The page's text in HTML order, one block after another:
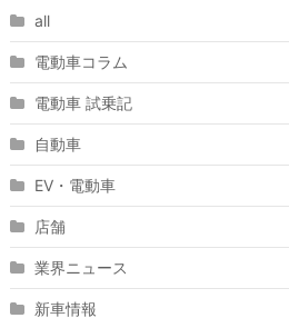
all
電動車コラム
電動車 試乗記
自動車
EV・電動車
店舗
業界ニュース
新車情報